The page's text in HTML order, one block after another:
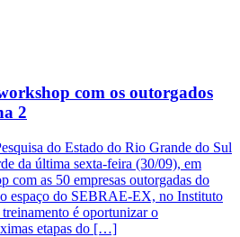
com os outorgados
2
do Estado do Rio Grande do Sul
da última sexta-feira (30/09), em
com as 50 empresas outorgadas do
espaço do SEBRAE-EX, no Instituto
é oportunizar o
etapas do […]